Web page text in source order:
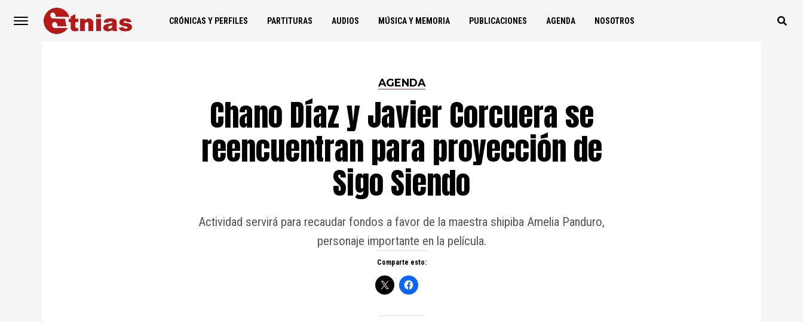
CRÓNICAS Y PERFILES PARTITURAS AUDIOS MÚSICA Y MEMORIA PUBLICACIONES AGENDA NOSOTROS
AGENDA
Chano Díaz y Javier Corcuera se
reencuentran para proyección de
Sigo Siendo
Actividad servirá para recaudar fondos a favor de la maestra shipiba Amelia Panduro,
personaje importante en la película.
Comparte esto: